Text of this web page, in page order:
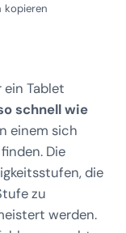
kopieren
Tablet
schnell wie
einem sich
Die
die
zu
werden.